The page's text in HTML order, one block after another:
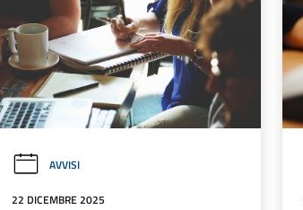
AVVISI
22 DICEMBRE 2025